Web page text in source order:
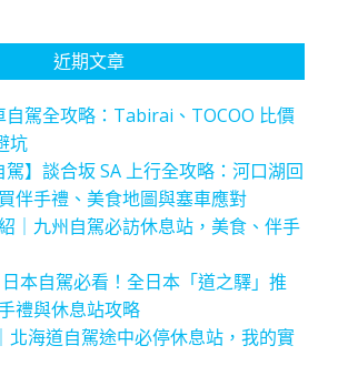
近期文章
自駕全攻略：Tabirai、TOCOO 比價
坑
駕】談合坂 SA 上行全攻略：河口湖回
伴手禮、美食地圖與塞車應對
｜九州自駕必訪休息站，美食、伴手
日本自駕必看！全日本「道之驛」推
禮與休息站攻略
北海道自駕途中必停休息站，我的實